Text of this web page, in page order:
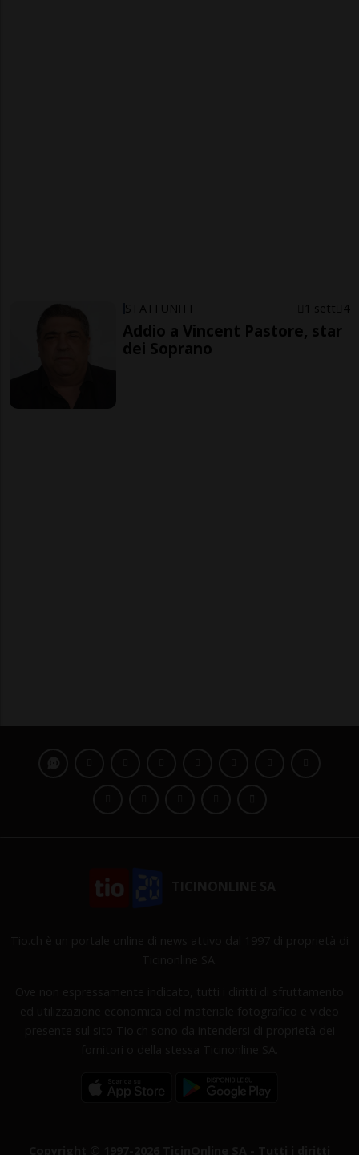
STATI UNITI 1 sett 4
Addio a Vincent Pastore, star
dei Soprano